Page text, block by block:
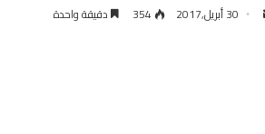
أرسل 30 أبريل,2017 354 دقيقة واحدة